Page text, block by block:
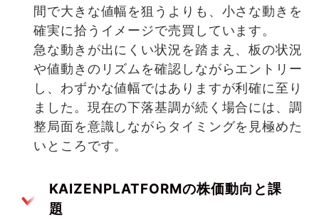
間で大きな値幅を狙うよりも、小さな動きを
確実に拾うイメージで売買しています。
急な動きが出にくい状況を踏まえ、板の状況
や値動きのリズムを確認しながらエントリー
し、わずかな値幅ではありますが利確に至り
ました。現在の下落基調が続く場合には、調
整局面を意識しながらタイミングを見極めた
いところです。
KAIZENPLATFORMの株価動向と課
題